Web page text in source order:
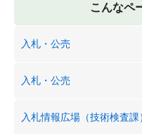
こんなペ
入札・公売
入札・公売
入札情報広場（技術検査課